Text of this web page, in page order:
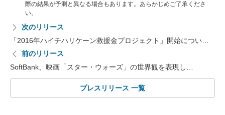
際の結果が予測と異なる場合もあります。あらかじめご了承くださ
い。
次のリリース
「2016年ハイチハリケーン救援金プロジェクト」開始につい…
前のリリース
SoftBank、映画「スター・ウォーズ」の世界観を表現し…
プレスリリース 一覧